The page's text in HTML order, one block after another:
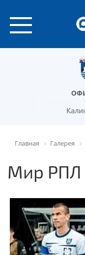
Главная Галерея
Мир РПЛ